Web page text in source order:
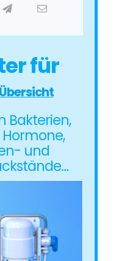
für
Übersicht
Bakterien,
Hormone,
und